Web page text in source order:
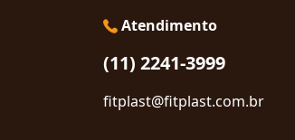
Atendimento
(11) 2241-3999
fitplast@fitplast.com.br